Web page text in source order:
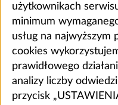
użytkownikach
minimum
usług na najwyższym
cookies
prawidłowego
analizy liczby
przycisk